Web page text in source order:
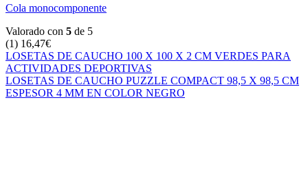
Cola monocomponente
Valorado con 5 de 5
(1) 16,47€
LOSETAS DE CAUCHO 100 X 100 X 2 CM VERDES PARA
ACTIVIDADES DEPORTIVAS
LOSETAS DE CAUCHO PUZZLE COMPACT 98,5 X 98,5 CM
ESPESOR 4 MM EN COLOR NEGRO